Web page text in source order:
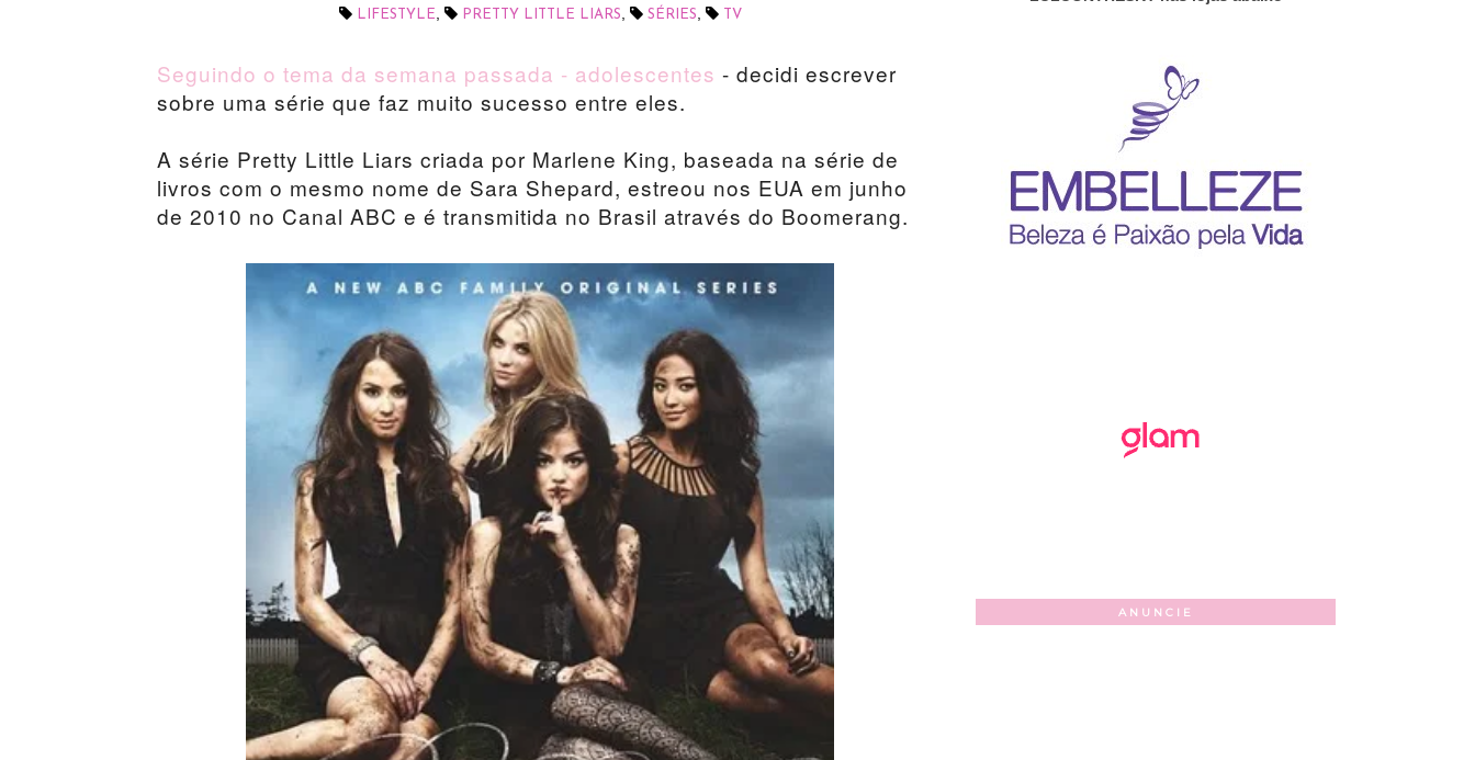
LIFESTYLE PRETTY LITTLE LIARS SÉRIES TV
Seguindo o tema da semana passada - adolescentes - decidi escrever
sobre uma série que faz muito sucesso entre eles.
A série Pretty Little Liars criada por Marlene King, baseada na série de
livros com o mesmo nome de Sara Shepard, estreou nos EUA em junho
de 2010 no Canal ABC e é transmitida no Brasil através do Boomerang.
ANUNCIE